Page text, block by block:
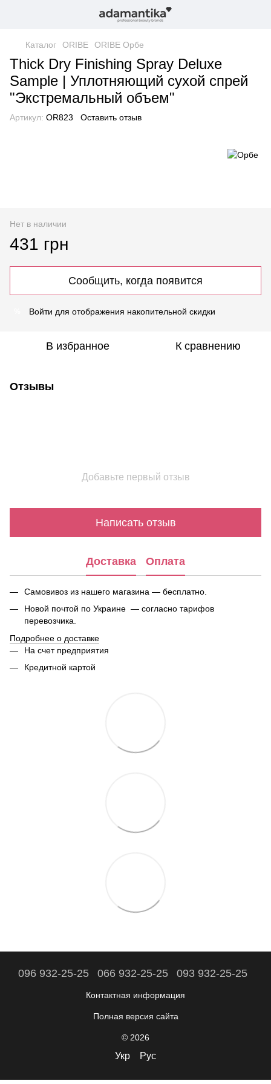
Каталог ORIBE ORIBE Орбе
Thick Dry Finishing Spray Deluxe
Sample | Уплотняющий сухой спрей
"Экстремальный объем"
Артикул: OR823 Оставить отзыв
Нет в наличии
431 грн
Сообщить, когда появится
Войти для отображения накопительной скидки
В избранное К сравнению
Отзывы
Добавьте первый отзыв
Написать отзыв
Доставка Оплата
Самовивоз из нашего магазина — бесплатно.
Новой почтой по Украине — согласно тарифов
перевозчика.
Подробнее о доставке
На счет предприятия
Кредитной картой
096 932-25-25 066 932-25-25 093 932-25-25
Контактная информация
Полная версия сайта
© 2026
Укр Рус